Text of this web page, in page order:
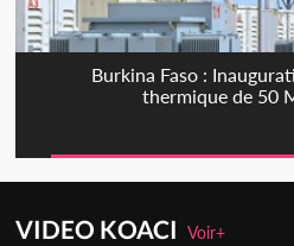
Burkina Faso :
thermique de 50
VIDEO KOACIVoir+